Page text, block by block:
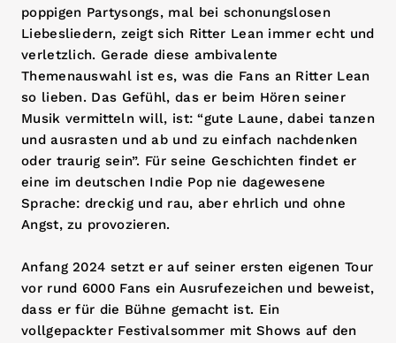
poppigen Partysongs, mal bei schonungslosen
Liebesliedern, zeigt sich Ritter Lean immer echt und
verletzlich. Gerade diese ambivalente
Themenauswahl ist es, was die Fans an Ritter Lean
so lieben. Das Gefühl, das er beim Hören seiner
Musik vermitteln will, ist: “gute Laune, dabei tanzen
und ausrasten und ab und zu einfach nachdenken
oder traurig sein”. Für seine Geschichten findet er
eine im deutschen Indie Pop nie dagewesene
Sprache: dreckig und rau, aber ehrlich und ohne
Angst, zu provozieren.
Anfang 2024 setzt er auf seiner ersten eigenen Tour
vor rund 6000 Fans ein Ausrufezeichen und beweist,
dass er für die Bühne gemacht ist. Ein
vollgepackter Festivalsommer mit Shows auf den